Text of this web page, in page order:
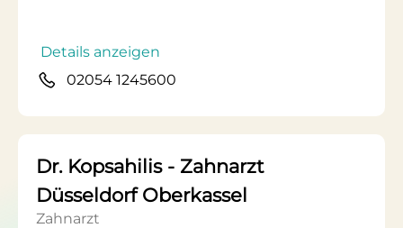
Details anzeigen
02054 1245600
Dr. Kopsahilis - Zahnarzt
Düsseldorf Oberkassel
Zahnarzt